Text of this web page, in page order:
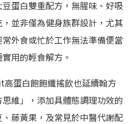
蛋白雙重配方，無腥味、好吸
並非僅為健身族群設計，尤其
外食或忙於工作無法準備便當
用的輕食解方。
蛋白飽飽纖搖飲也延續翰方
維」，添加具體態調理功效的
藤黃果，及常見於中醫代謝配